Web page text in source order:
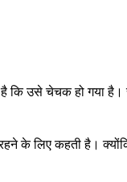
कि उसे चेचक हो गया है।
के लिए कहती है।